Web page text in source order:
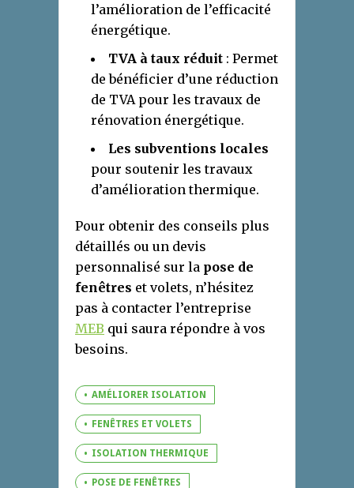
l’amélioration de l’efficacité
énergétique.
TVA à taux réduit : Permet
de bénéficier d’une réduction
de TVA pour les travaux de
rénovation énergétique.
Les subventions locales
pour soutenir les travaux
d’amélioration thermique.
Pour obtenir des conseils plus
détaillés ou un devis
personnalisé sur la pose de
fenêtres et volets, n’hésitez
pas à contacter l’entreprise
MEB qui saura répondre à vos
besoins.
AMÉLIORER ISOLATION
FENÊTRES ET VOLETS
ISOLATION THERMIQUE
POSE DE FENÊTRES